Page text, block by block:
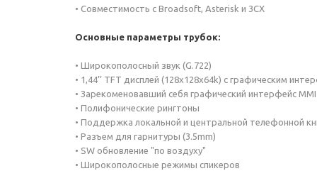
• Совместимость с Broadsoft, Asterisk и 3CX
Основные параметры трубок:
• Широкополосный звук (G.722)
• 1,44’’ TFT дисплей (128x128x64k) с графическим
• Зарекоменовавший себя графический интерфейс
• Полифонические рингтоны
• Поддержка локальной и центральной телефонной
• Разъем для гарнитуры (3.5mm)
• SW обновление "по воздуху"
• Широкополосные режимы спикеров